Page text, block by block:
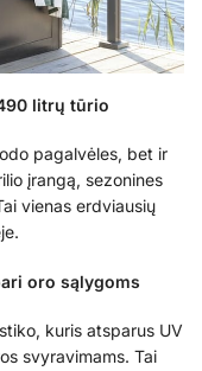
litrų tūrio
pagalvėles, bet ir
įrangą, sezonines
vienas erdviausių
oro sąlygoms
kuris atsparus UV
svyravimams. Tai